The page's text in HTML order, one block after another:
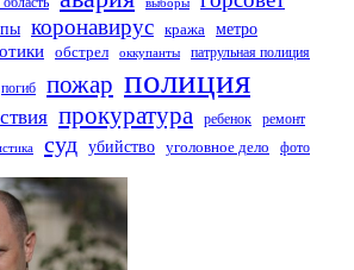
коронавирус кража метро
обстрел оккупанты патрульная полиция
погиб пожар полиция
прокуратура ребенок
ремонт
суд убийство уголовное дело фото